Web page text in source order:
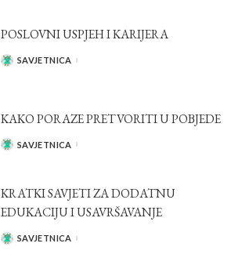
POSLOVNI USPJEH I KARIJERA
POSTED
SAVJETNICA
KAKO PORAZE PRETVORITI U POBJEDE
POSTED
SAVJETNICA
KRATKI SAVJETI ZA DODATNU
EDUKACIJU I USAVRŠAVANJE
POSTED
SAVJETNICA